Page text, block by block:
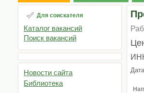
Для соискателя
Каталог вакансий
Поиск вакансий
Новости сайта
Библиотека